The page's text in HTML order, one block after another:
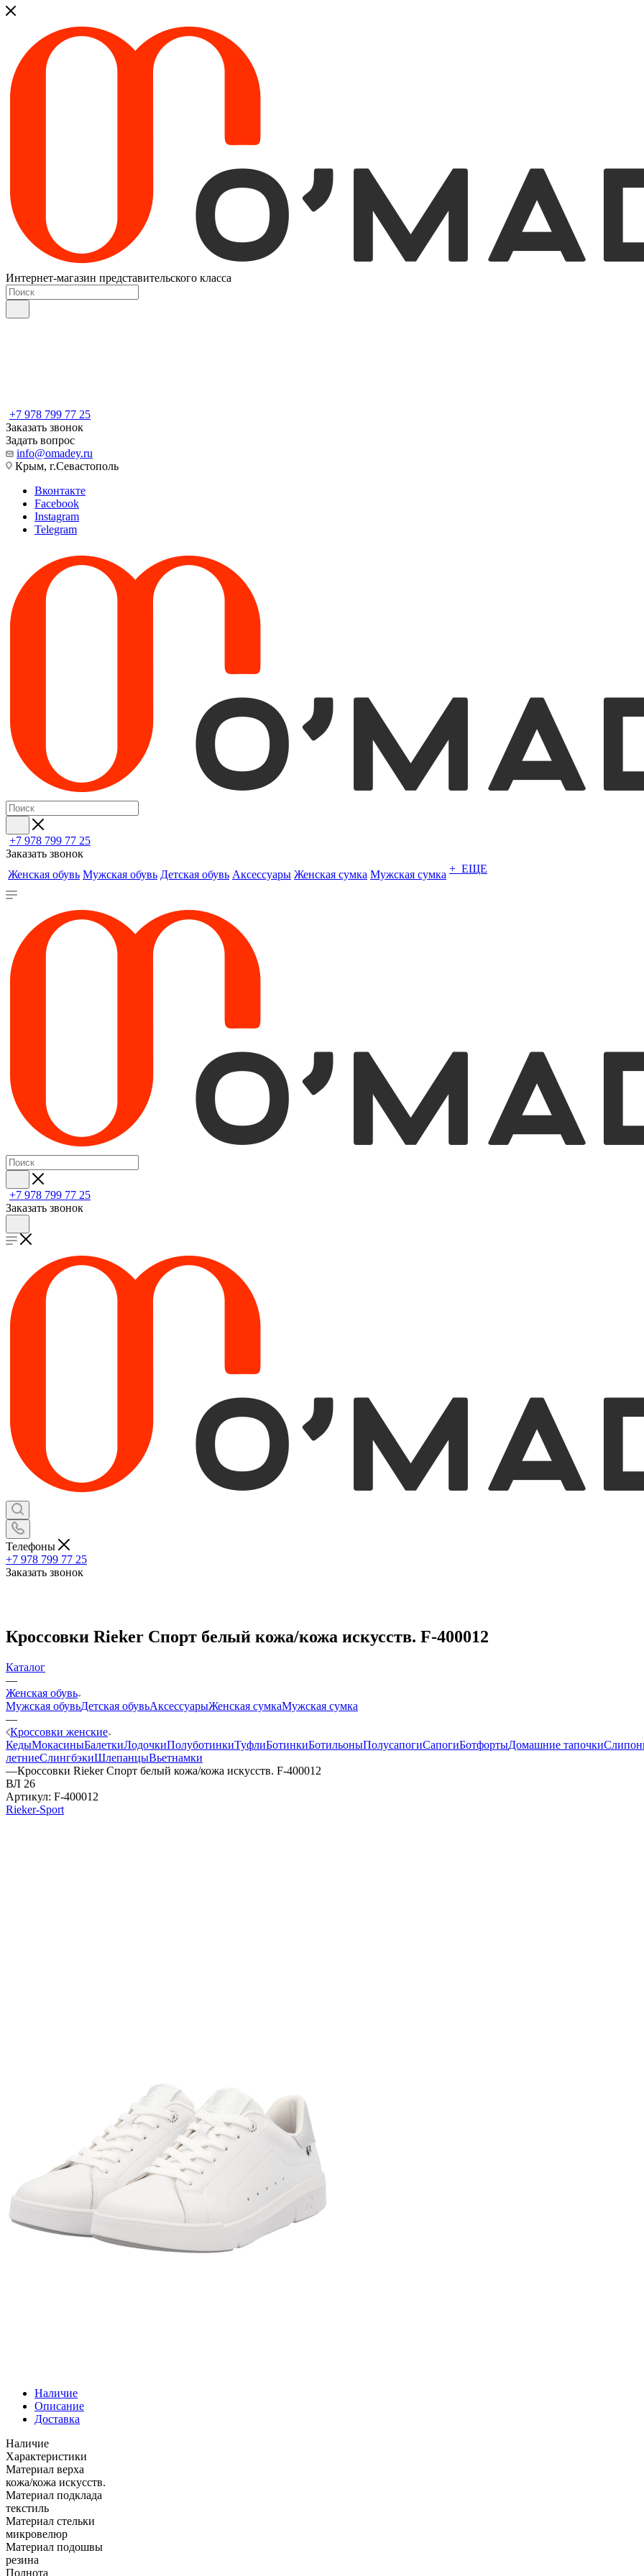
Интернет-магазин представительского класса
+7 978 799 77 25
Заказать звонок
Задать вопрос
info@omadey.ru
Крым, г.Севастополь
Вконтакте
Facebook
Instagram
Telegram
+7 978 799 77 25
Заказать звонок
Женская обувь Мужская обувь Детская обувь Аксессуары Женская сумка Мужская сумка + ЕЩЕ
+7 978 799 77 25
Заказать звонок
Телефоны
+7 978 799 77 25
Заказать звонок
Кроссовки Rieker Спорт белый кожа/кожа искусств. F-400012
Каталог
—
Женская обувь
Мужская обувьДетская обувьАксессуарыЖенская сумкаМужская сумка
—
Кроссовки женские
КедыМокасиныБалеткиЛодочкиПолуботинкиТуфлиБотинкиБотильоныПолусапогиСапогиБотфортыДомашние тапочки
летниеСлингбэкиШлепанцыВьетнамки
—Кроссовки Rieker Спорт белый кожа/кожа искусств. F-400012
ВЛ 26
Артикул: F-400012
Rieker-Sport
Наличие
Описание
Доставка
Наличие
Характеристики
Материал верха
кожа/кожа искусств.
Материал подклада
текстиль
Материал стельки
микровелюр
Материал подошвы
резина
Полнота